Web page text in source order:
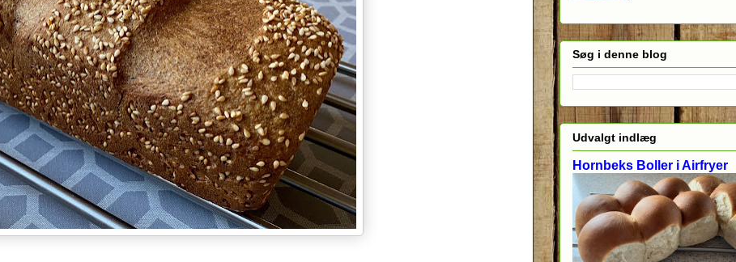
Søg i denne blog
Udvalgt indlæg
Hornbeks Boller i Airfryer